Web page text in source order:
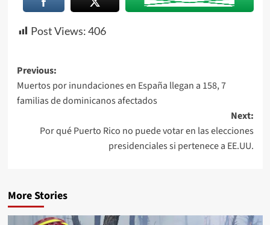
Post Views:406
Previous:
Muertos por inundaciones en España llegan a 158, 7
familias de dominicanos afectados
Next:
Por qué Puerto Rico no puede votar en las elecciones
presidenciales si pertenece a EE.UU.
More Stories